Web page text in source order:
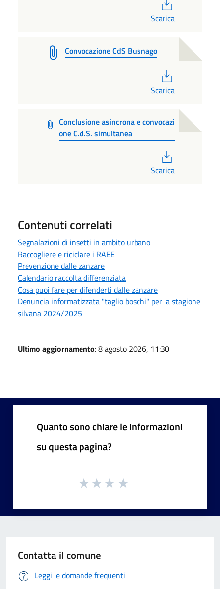
Scarica
Convocazione CdS Busnago
Scarica
Conclusione asincrona e convocazi
one C.d.S. simultanea
Scarica
Contenuti correlati
Segnalazioni di insetti in ambito urbano
Raccogliere e riciclare i RAEE
Prevenzione dalle zanzare
Calendario raccolta differenziata
Cosa puoi fare per difenderti dalle zanzare
Denuncia informatizzata "taglio boschi" per la stagione
silvana 2024/2025
Ultimo aggiornamento: 8 agosto 2026, 11:30
Quanto sono chiare le informazioni
su questa pagina?
Contatta il comune
Leggi le domande frequenti